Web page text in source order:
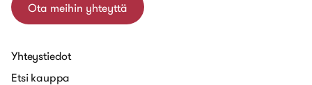
Ota meihin yhteyttä
Yhteystiedot
Etsi kauppa